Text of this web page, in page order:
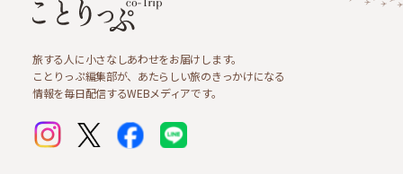
旅する人に小さなしあわせをお届けします。
ことりっぷ編集部が、あたらしい旅のきっかけになる
情報を毎日配信するWEBメディアです。